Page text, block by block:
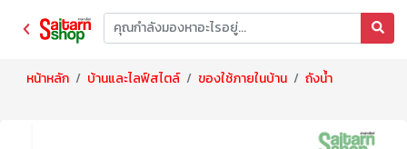
หน้าหลัก บ้านและไลฟ์สไตล์ ของใช้ภายในบ้าน ถังน้ำ